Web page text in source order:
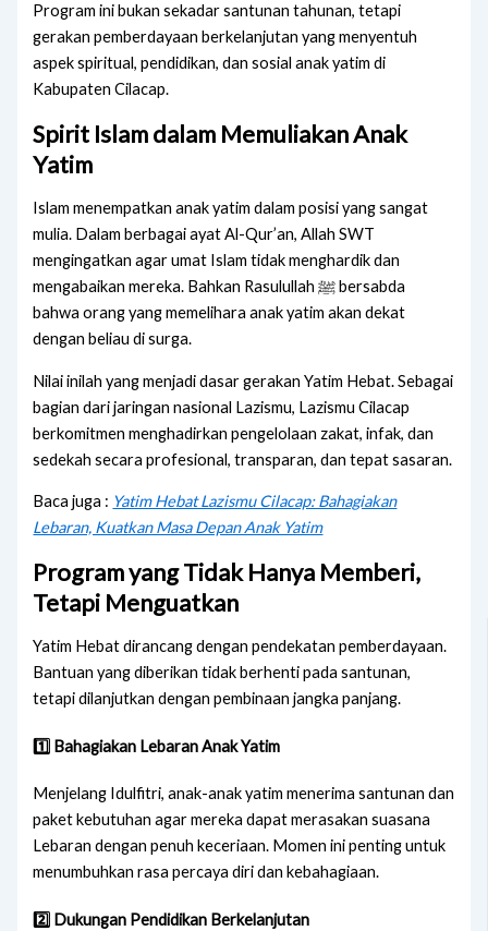
Program ini bukan sekadar santunan tahunan, tetapi
gerakan pemberdayaan berkelanjutan yang menyentuh
aspek spiritual, pendidikan, dan sosial anak yatim di
Kabupaten Cilacap.
Spirit Islam dalam Memuliakan Anak
Yatim
Islam menempatkan anak yatim dalam posisi yang sangat
mulia. Dalam berbagai ayat Al-Qur’an, Allah SWT
mengingatkan agar umat Islam tidak menghardik dan
mengabaikan mereka. Bahkan Rasulullah ﷺ bersabda
bahwa orang yang memelihara anak yatim akan dekat
dengan beliau di surga.
Nilai inilah yang menjadi dasar gerakan Yatim Hebat. Sebagai
bagian dari jaringan nasional Lazismu, Lazismu Cilacap
berkomitmen menghadirkan pengelolaan zakat, infak, dan
sedekah secara profesional, transparan, dan tepat sasaran.
Baca juga : Yatim Hebat Lazismu Cilacap: Bahagiakan
Lebaran, Kuatkan Masa Depan Anak Yatim
Program yang Tidak Hanya Memberi,
Tetapi Menguatkan
Yatim Hebat dirancang dengan pendekatan pemberdayaan.
Bantuan yang diberikan tidak berhenti pada santunan,
tetapi dilanjutkan dengan pembinaan jangka panjang.
1️⃣ Bahagiakan Lebaran Anak Yatim
Menjelang Idulfitri, anak-anak yatim menerima santunan dan
paket kebutuhan agar mereka dapat merasakan suasana
Lebaran dengan penuh keceriaan. Momen ini penting untuk
menumbuhkan rasa percaya diri dan kebahagiaan.
2️⃣ Dukungan Pendidikan Berkelanjutan